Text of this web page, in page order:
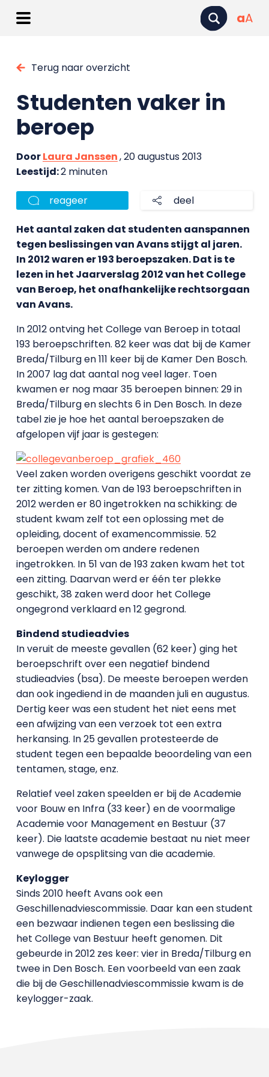
aA
Terug naar overzicht
Studenten vaker in
beroep
DoorLaura Janssen, 20 augustus 2013
Leestijd:2 minuten
reageer deel
Het aantal zaken dat studenten aanspannen
tegen beslissingen van Avans stijgt al jaren.
In 2012 waren er 193 beroepszaken. Dat is te
lezen in het Jaarverslag 2012 van het College
van Beroep, het onafhankelijke rechtsorgaan
van Avans.
In 2012 ontving het College van Beroep in totaal
193 beroepschriften. 82 keer was dat bij de Kamer
Breda/Tilburg en 111 keer bij de Kamer Den Bosch.
In 2007 lag dat aantal nog veel lager. Toen
kwamen er nog maar 35 beroepen binnen: 29 in
Breda/Tilburg en slechts 6 in Den Bosch. In deze
tabel zie je hoe het aantal beroepszaken de
afgelopen vijf jaar is gestegen:
Veel zaken worden overigens geschikt voordat ze
ter zitting komen. Van de 193 beroepschriften in
2012 werden er 80 ingetrokken na schikking: de
student kwam zelf tot een oplossing met de
opleiding, docent of examencommissie. 52
beroepen werden om andere redenen
ingetrokken. In 51 van de 193 zaken kwam het tot
een zitting. Daarvan werd er één ter plekke
geschikt, 38 zaken werd door het College
ongegrond verklaard en 12 gegrond.
Bindend studieadvies
In veruit de meeste gevallen (62 keer) ging het
beroepschrift over een negatief bindend
studieadvies (bsa). De meeste beroepen werden
dan ook ingediend in de maanden juli en augustus.
Dertig keer was een student het niet eens met
een afwijzing van een verzoek tot een extra
herkansing. In 25 gevallen protesteerde de
student tegen een bepaalde beoordeling van een
tentamen, stage, enz.
Relatief veel zaken speelden er bij de Academie
voor Bouw en Infra (33 keer) en de voormalige
Academie voor Management en Bestuur (37
keer). Die laatste academie bestaat nu niet meer
vanwege de opsplitsing van die academie.
Keylogger
Sinds 2010 heeft Avans ook een
Geschillenadviescommissie. Daar kan een student
een bezwaar indienen tegen een beslissing die
het College van Bestuur heeft genomen. Dit
gebeurde in 2012 zes keer: vier in Breda/Tilburg en
twee in Den Bosch. Een voorbeeld van een zaak
die bij de Geschillenadviescommissie kwam is de
keylogger-zaak.